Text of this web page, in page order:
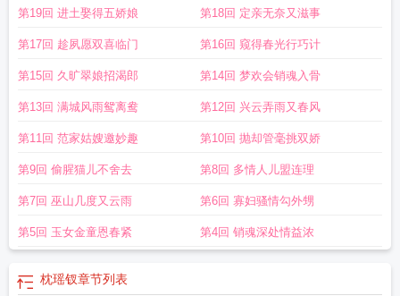
第19回 进土娶得五娇娘 第18回 定亲无奈又滋事
第17回 趁夙愿双喜临门 第16回 窥得春光行巧计
第15回 久旷翠娘招渴郎 第14回 梦欢会销魂入骨
第13回 满城风雨鸳离鸯 第12回 兴云弄雨又春风
第11回 范家姑嫂邀妙趣 第10回 抛却管毫挑双娇
第9回 偷腥猫儿不舍去 第8回 多情人儿盟连理
第7回 巫山几度又云雨 第6回 寡妇骚情勾外甥
第5回 玉女金童恩春紧 第4回 销魂深处情益浓
枕瑶钗章节列表